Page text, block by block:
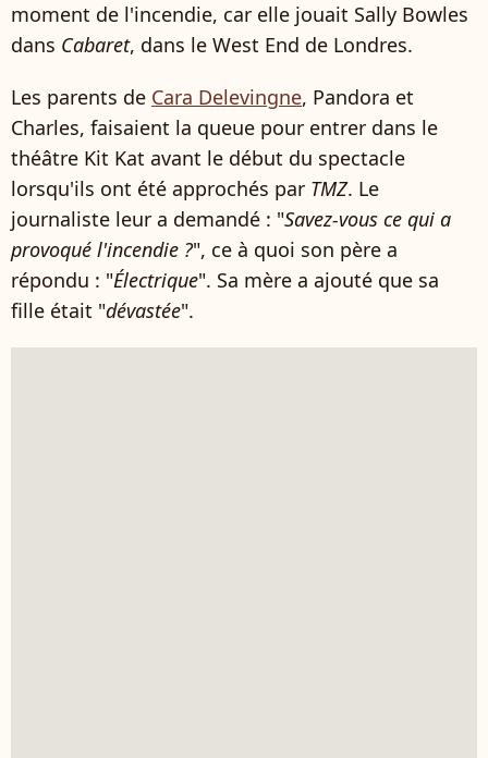
moment de l'incendie, car elle jouait Sally Bowles
dans Cabaret, dans le West End de Londres.
Les parents de Cara Delevingne, Pandora et
Charles, faisaient la queue pour entrer dans le
théâtre Kit Kat avant le début du spectacle
lorsqu'ils ont été approchés par TMZ. Le
journaliste leur a demandé : "Savez-vous ce qui a
provoqué l'incendie ?", ce à quoi son père a
répondu : "Électrique". Sa mère a ajouté que sa
fille était "dévastée".